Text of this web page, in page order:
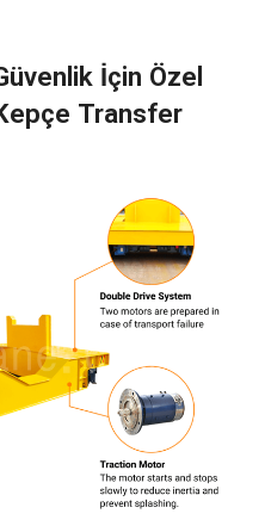
İçin Özel
Transfer